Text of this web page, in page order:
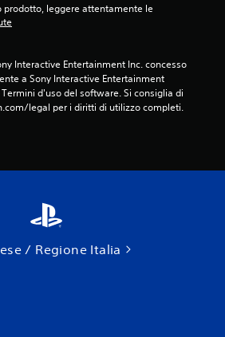
prodotto, leggere attentamente le
Interactive Entertainment Inc. concesso
a Sony Interactive Entertainment
d'uso del software. Si consiglia di
legal per i diritti di utilizzo completi.
/ Regione Italia